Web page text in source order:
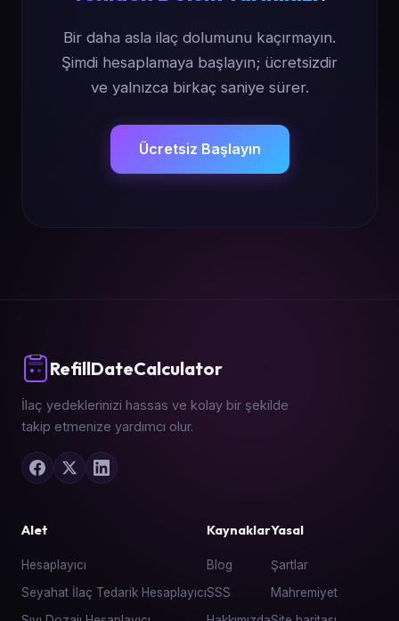
Bir daha asla ilaç dolumunu kaçırmayın.
Şimdi hesaplamaya başlayın; ücretsizdir
ve yalnızca birkaç saniye sürer.
Ücretsiz Başlayın
RefillDateCalculator
İlaç yedeklerinizi hassas ve kolay bir şekilde
takip etmenize yardımcı olur.
Alet
Hesaplayıcı
Seyahat İlaç Tedarik Hesaplayıcı
Kaynaklar
Blog
SSS
Yasal
Şartlar
Mahremiyet